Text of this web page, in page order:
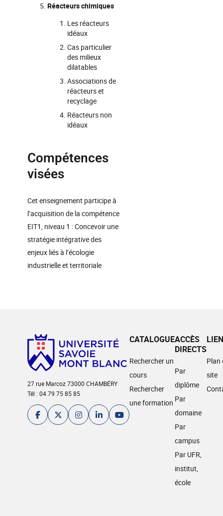
Réacteurs chimiques
Les réacteurs
idéaux
Cas particulier
des milieux
dilatables
Associations de
réacteurs et
recyclage
Réacteurs non
idéaux
Compétences
visées
Cet enseignement participe à
l’acquisition de la compétence
EIT1, niveau 1 : Concevoir une
stratégie intégrative des
enjeux liés à l’écologie
industrielle et territoriale
27 rue Marcoz 73000 CHAMBÉRY
Tél : 04 79 75 85 85
CATALOGUE
Rechercher un
cours
Rechercher
une formation
ACCÈS
DIRECTS
Par
diplôme
Par
domaine
Par
campus
Par UFR,
institut,
école
Plan
site